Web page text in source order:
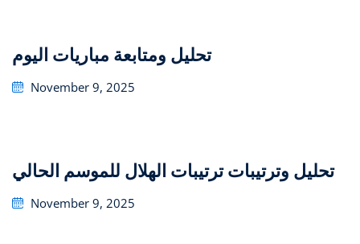
تحليل ومتابعة مباريات اليوم
Posted
November 9, 2025
تحليل وترتيبات ترتيبات الهلال للموسم الحالي
Posted
November 9, 2025